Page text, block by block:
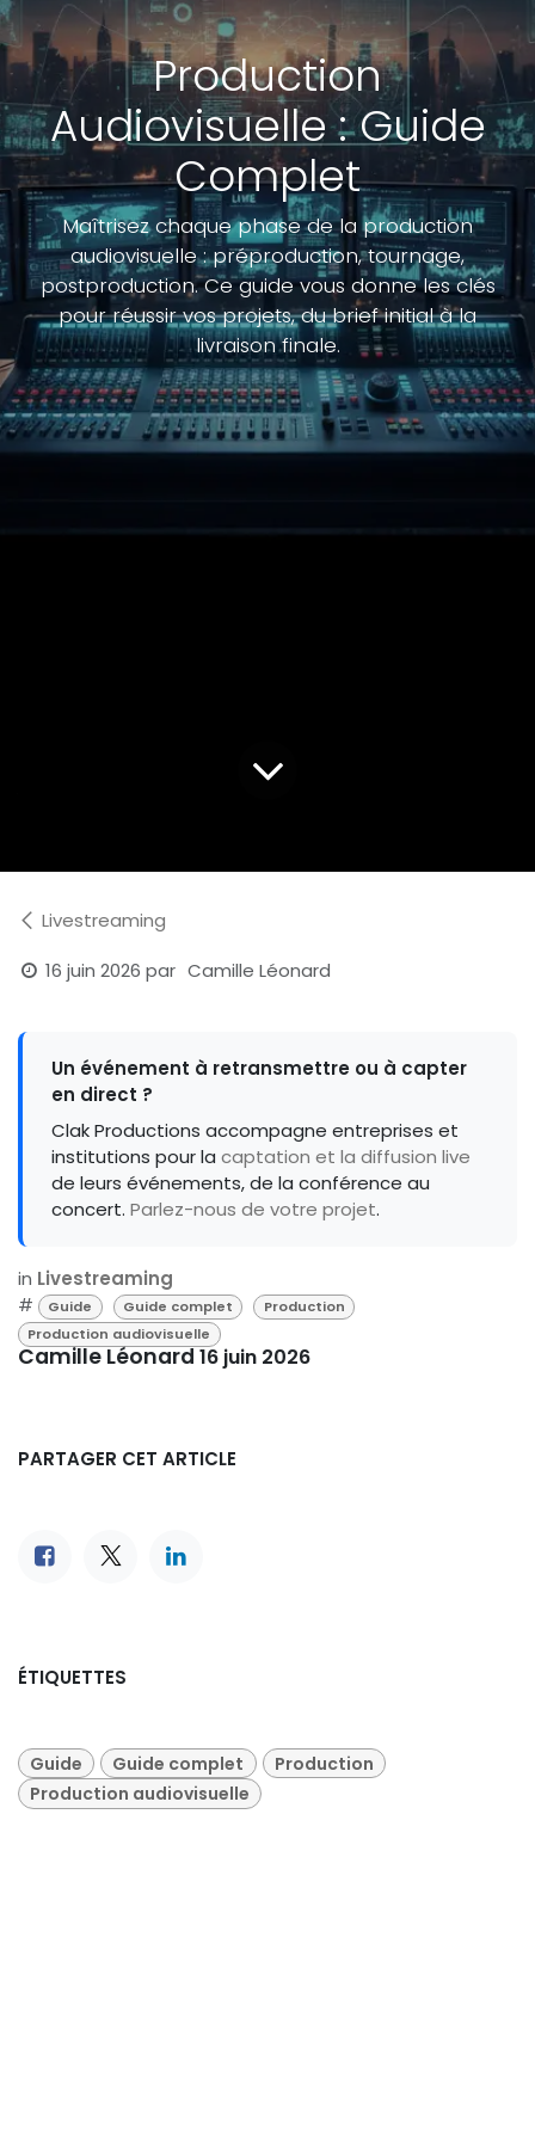
Production
Audiovisuelle : Guide
Complet
Maîtrisez chaque phase de la production
audiovisuelle : préproduction, tournage,
postproduction. Ce guide vous donne les clés
pour réussir vos projets, du brief initial à la
livraison finale.
Livestreaming
16 juin 2026 par Camille Léonard
Un événement à retransmettre ou à capter
en direct ?
Clak Productions accompagne entreprises et
institutions pour la captation et la diffusion live
de leurs événements, de la conférence au
concert. Parlez-nous de votre projet.
in Livestreaming
#
Guide Guide complet
Production
Production audiovisuelle
Camille Léonard16 juin 2026
PARTAGER CET ARTICLE
ÉTIQUETTES
Guide Guide complet
Production
Production audiovisuelle